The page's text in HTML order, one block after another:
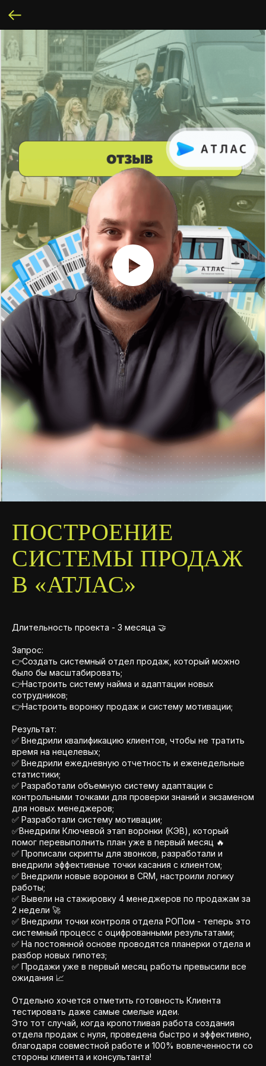
ПОСТРОЕНИЕ
СИСТЕМЫ ПРОДАЖ
В «АТЛАС»
Длительность проекта - 3 месяца 🤝
Запрос:
👉Создать системный отдел продаж, который можно
было бы масштабировать;
👉Настроить систему найма и адаптации новых
сотрудников;
👉Настроить воронку продаж и систему мотивации;
Результат:
✅ Внедрили квалификацию клиентов, чтобы не тратить
время на нецелевых;
✅ Внедрили ежедневную отчетность и еженедельные
статистики;
✅ Разработали объемную систему адаптации с
контрольными точками для проверки знаний и экзаменом
для новых менеджеров;
✅ Разработали систему мотивации;
✅Внедрили Ключевой этап воронки (КЭВ), который
помог перевыполнить план уже в первый месяц 🔥
✅ Прописали скрипты для звонков, разработали и
внедрили эффективные точки касания с клиентом;
✅ Внедрили новые воронки в CRM, настроили логику
работы;
✅ Вывели на стажировку 4 менеджеров по продажам за
2 недели 🚀
✅ Внедрили точки контроля отдела РОПом - теперь это
системный процесс с оцифрованными результатами;
✅ На постоянной основе проводятся планерки отдела и
разбор новых гипотез;
✅ Продажи уже в первый месяц работы превысили все
ожидания 📈
Отдельно хочется отметить готовность Клиента
тестировать даже самые смелые идеи.
Это тот случай, когда кропотливая работа создания
отдела продаж с нуля, проведена быстро и эффективно,
благодаря совместной работе и 100% вовлеченности со
стороны клиента и консультанта!